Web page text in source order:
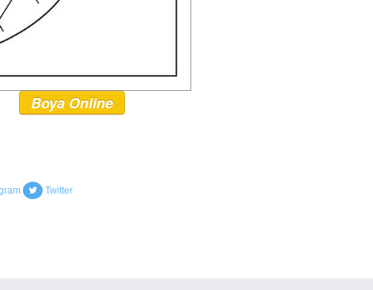
Boya Online
Twitter